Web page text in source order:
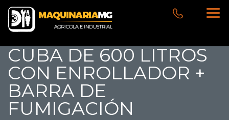
CUBA DE 600 LITROS
CON ENROLLADOR +
BARRA DE
FUMIGACIÓN